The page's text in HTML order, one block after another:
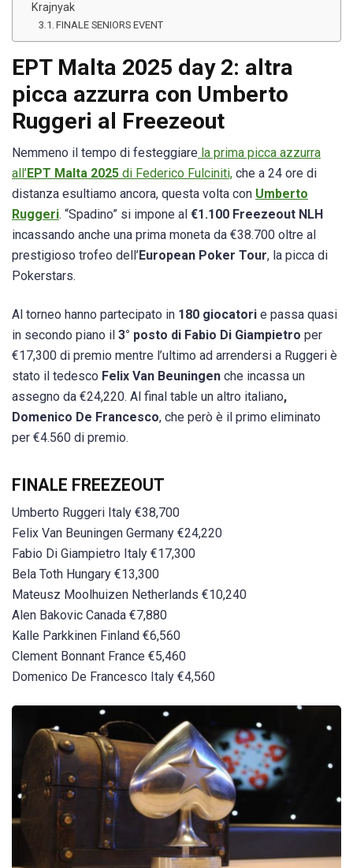
Krajnyak
FINALE SENIORS EVENT
EPT Malta 2025 day 2: altra
picca azzurra con Umberto
Ruggeri al Freezeout
Nemmeno il tempo di festeggiare la prima picca azzurra
all’EPT Malta 2025 di Federico Fulciniti, che a 24 ore di
distanza esultiamo ancora, questa volta con Umberto
Ruggeri. “Spadino” si impone al €1.100 Freezeout NLH
incassando anche una prima moneta da €38.700 oltre al
prestigioso trofeo dell’European Poker Tour, la picca di
Pokerstars.
Al torneo hanno partecipato in 180 giocatori e passa quasi
in secondo piano il 3° posto di Fabio Di Giampietro per
€17,300 di premio mentre l’ultimo ad arrendersi a Ruggeri è
stato il tedesco Felix Van Beuningen che incassa un
assegno da €24,220. Al final table un altro italiano,
Domenico De Francesco, che però è il primo eliminato
per €4.560 di premio.
FINALE FREEZEOUT
Umberto Ruggeri Italy €38,700
Felix Van Beuningen Germany €24,220
Fabio Di Giampietro Italy €17,300
Bela Toth Hungary €13,300
Mateusz Moolhuizen Netherlands €10,240
Alen Bakovic Canada €7,880
Kalle Parkkinen Finland €6,560
Clement Bonnant France €5,460
Domenico De Francesco Italy €4,560